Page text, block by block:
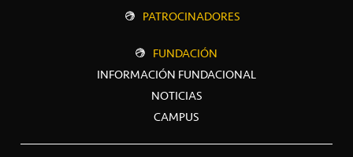
PATROCINADORES
FUNDACIÓN
INFORMACIÓN FUNDACIONAL
NOTICIAS
CAMPUS